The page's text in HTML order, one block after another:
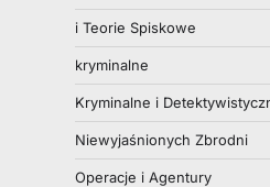
i Teorie Spiskowe
kryminalne
Kryminalne i
Niewyjaśnionych Zbrodni
Operacje i Agentury